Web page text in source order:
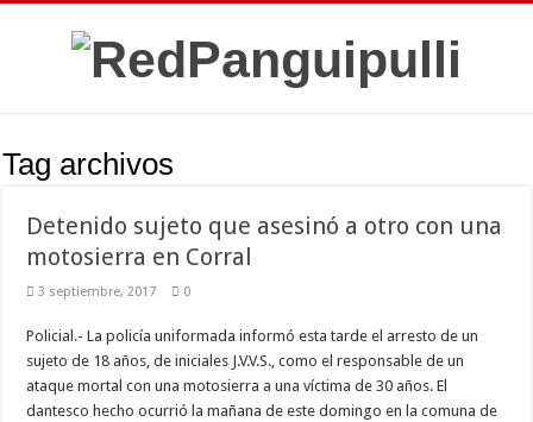
Tag archivos
Detenido sujeto que asesinó a otro con una
motosierra en Corral
3 septiembre, 2017 0
Policial.- La policía uniformada informó esta tarde el arresto de un
sujeto de 18 años, de iniciales J.V.V.S., como el responsable de un
ataque mortal con una motosierra a una víctima de 30 años. El
dantesco hecho ocurrió la mañana de este domingo en la comuna de